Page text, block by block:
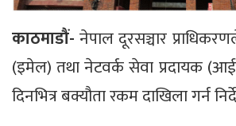
काठमाडौं- नेपाल दूरसञ्चार
(इमेल) तथा नेटवर्क सेवा प्रदायक
दिनभित्र बक्यौता रकम दाखिला गर्न